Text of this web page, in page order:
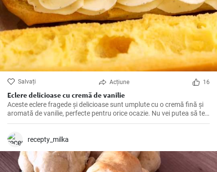
Salvați Acțiune 16
Eclere delicioase cu cremă de vanilie
Aceste eclere fragede și delicioase sunt umplute cu o cremă fină și
aromată de vanilie, perfecte pentru orice ocazie. Nu vei putea să te
oprești la un singur ecler!
recepty_milka